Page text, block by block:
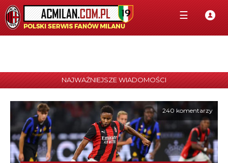
☰
NAJWAŻNIEJSZE WIADOMOŚCI
240 komentarzy